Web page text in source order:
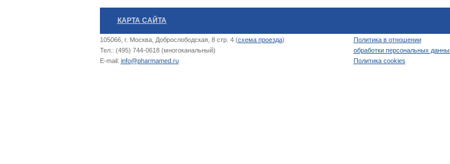
КАРТА САЙТА
105066, г. Москва, Доброслободская, 8 стр. 4 (схема проезда)
Тел.: (495) 744-0618 (многоканальный)
E-mail: info@pharmamed.ru
Политика в отношении
обработки персональных
Политика cookies